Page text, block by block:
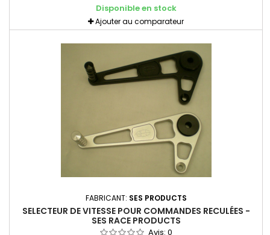
Disponible en stock
Ajouter au comparateur
FABRICANT: SES PRODUCTS
SELECTEUR DE VITESSE POUR COMMANDES RECULÉES -
SES RACE PRODUCTS
Avis: 0